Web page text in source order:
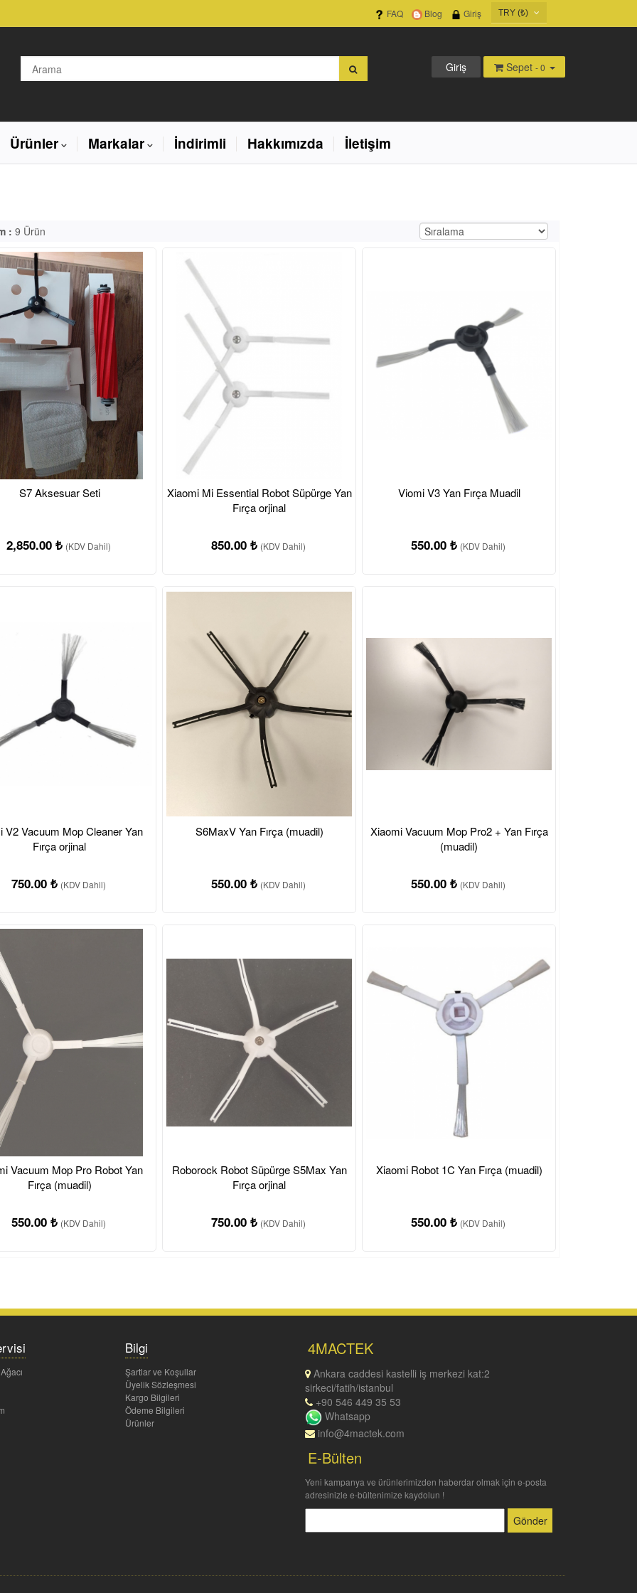
TRY (₺)
EUR (€)
TRY (₺)
FAQ Blog Giriş
Sepet - 0
Giriş
Ürünler Markalar İndirimli Hakkımızda İletişim
: 9 Ürün
S7 Aksesuar Seti
2,850.00 ₺ (KDV Dahil)
Xiaomi Mi Essential Robot Süpürge Yan
Fırça orjinal
850.00 ₺ (KDV Dahil)
Viomi V3 Yan Fırça Muadil
550.00 ₺ (KDV Dahil)
V2 Vacuum Mop Cleaner Yan
Fırça orjinal
750.00 ₺ (KDV Dahil)
S6MaxV Yan Fırça (muadil)
550.00 ₺ (KDV Dahil)
Xiaomi Vacuum Mop Pro2 + Yan Fırça
(muadil)
550.00 ₺ (KDV Dahil)
Vacuum Mop Pro Robot Yan
Fırça (muadil)
550.00 ₺ (KDV Dahil)
Roborock Robot Süpürge S5Max Yan
Fırça orjinal
750.00 ₺ (KDV Dahil)
Xiaomi Robot 1C Yan Fırça (muadil)
550.00 ₺ (KDV Dahil)
Bilgi
Şartlar ve Koşullar
Üyelik Sözleşmesi
Kargo Bilgileri
Ödeme Bilgileri
Ürünler
4MACTEK
Ankara caddesi kastelli iş merkezi kat:2
sirkeci/fatih/istanbul
+90 546 449 35 53
Whatsapp
info@4mactek.com
E-Bülten
Yeni kampanya ve ürünlerimizden haberdar olmak için e-posta
adresinizle e-bültenimize kaydolun !
Gönder